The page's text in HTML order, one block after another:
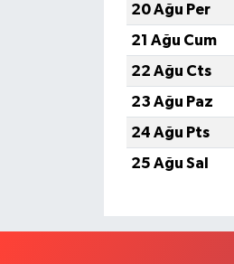
20 Ağu Per
21 Ağu Cum
22 Ağu Cts
23 Ağu Paz
24 Ağu Pts
25 Ağu Sal